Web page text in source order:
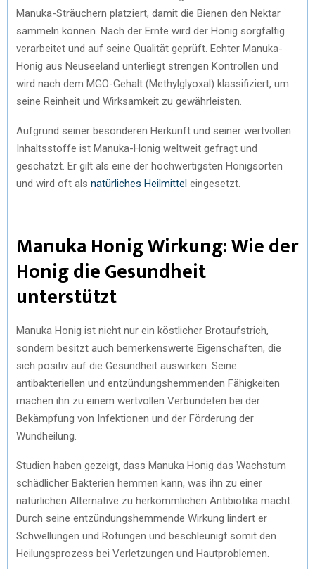
Manuka-Sträuchern platziert, damit die Bienen den Nektar
sammeln können. Nach der Ernte wird der Honig sorgfältig
verarbeitet und auf seine Qualität geprüft. Echter Manuka-
Honig aus Neuseeland unterliegt strengen Kontrollen und
wird nach dem MGO-Gehalt (Methylglyoxal) klassifiziert, um
seine Reinheit und Wirksamkeit zu gewährleisten.
Aufgrund seiner besonderen Herkunft und seiner wertvollen
Inhaltsstoffe ist Manuka-Honig weltweit gefragt und
geschätzt. Er gilt als eine der hochwertigsten Honigsorten
und wird oft als natürliches Heilmittel eingesetzt.
Manuka Honig Wirkung: Wie der
Honig die Gesundheit
unterstützt
Manuka Honig ist nicht nur ein köstlicher Brotaufstrich,
sondern besitzt auch bemerkenswerte Eigenschaften, die
sich positiv auf die Gesundheit auswirken. Seine
antibakteriellen und entzündungshemmenden Fähigkeiten
machen ihn zu einem wertvollen Verbündeten bei der
Bekämpfung von Infektionen und der Förderung der
Wundheilung.
Studien haben gezeigt, dass Manuka Honig das Wachstum
schädlicher Bakterien hemmen kann, was ihn zu einer
natürlichen Alternative zu herkömmlichen Antibiotika macht.
Durch seine entzündungshemmende Wirkung lindert er
Schwellungen und Rötungen und beschleunigt somit den
Heilungsprozess bei Verletzungen und Hautproblemen.